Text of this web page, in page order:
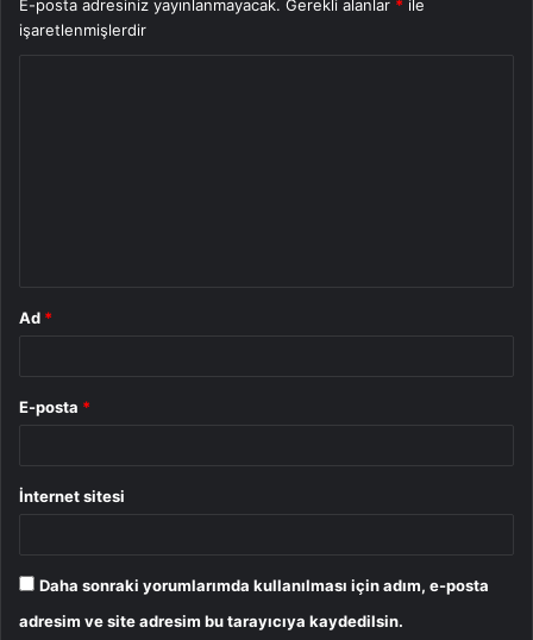
E-posta adresiniz yayınlanmayacak. Gerekli alanlar * ile
işaretlenmişlerdir
Ad *
E-posta *
İnternet sitesi
Daha sonraki yorumlarımda kullanılması için adım, e-posta
adresim ve site adresim bu tarayıcıya kaydedilsin.